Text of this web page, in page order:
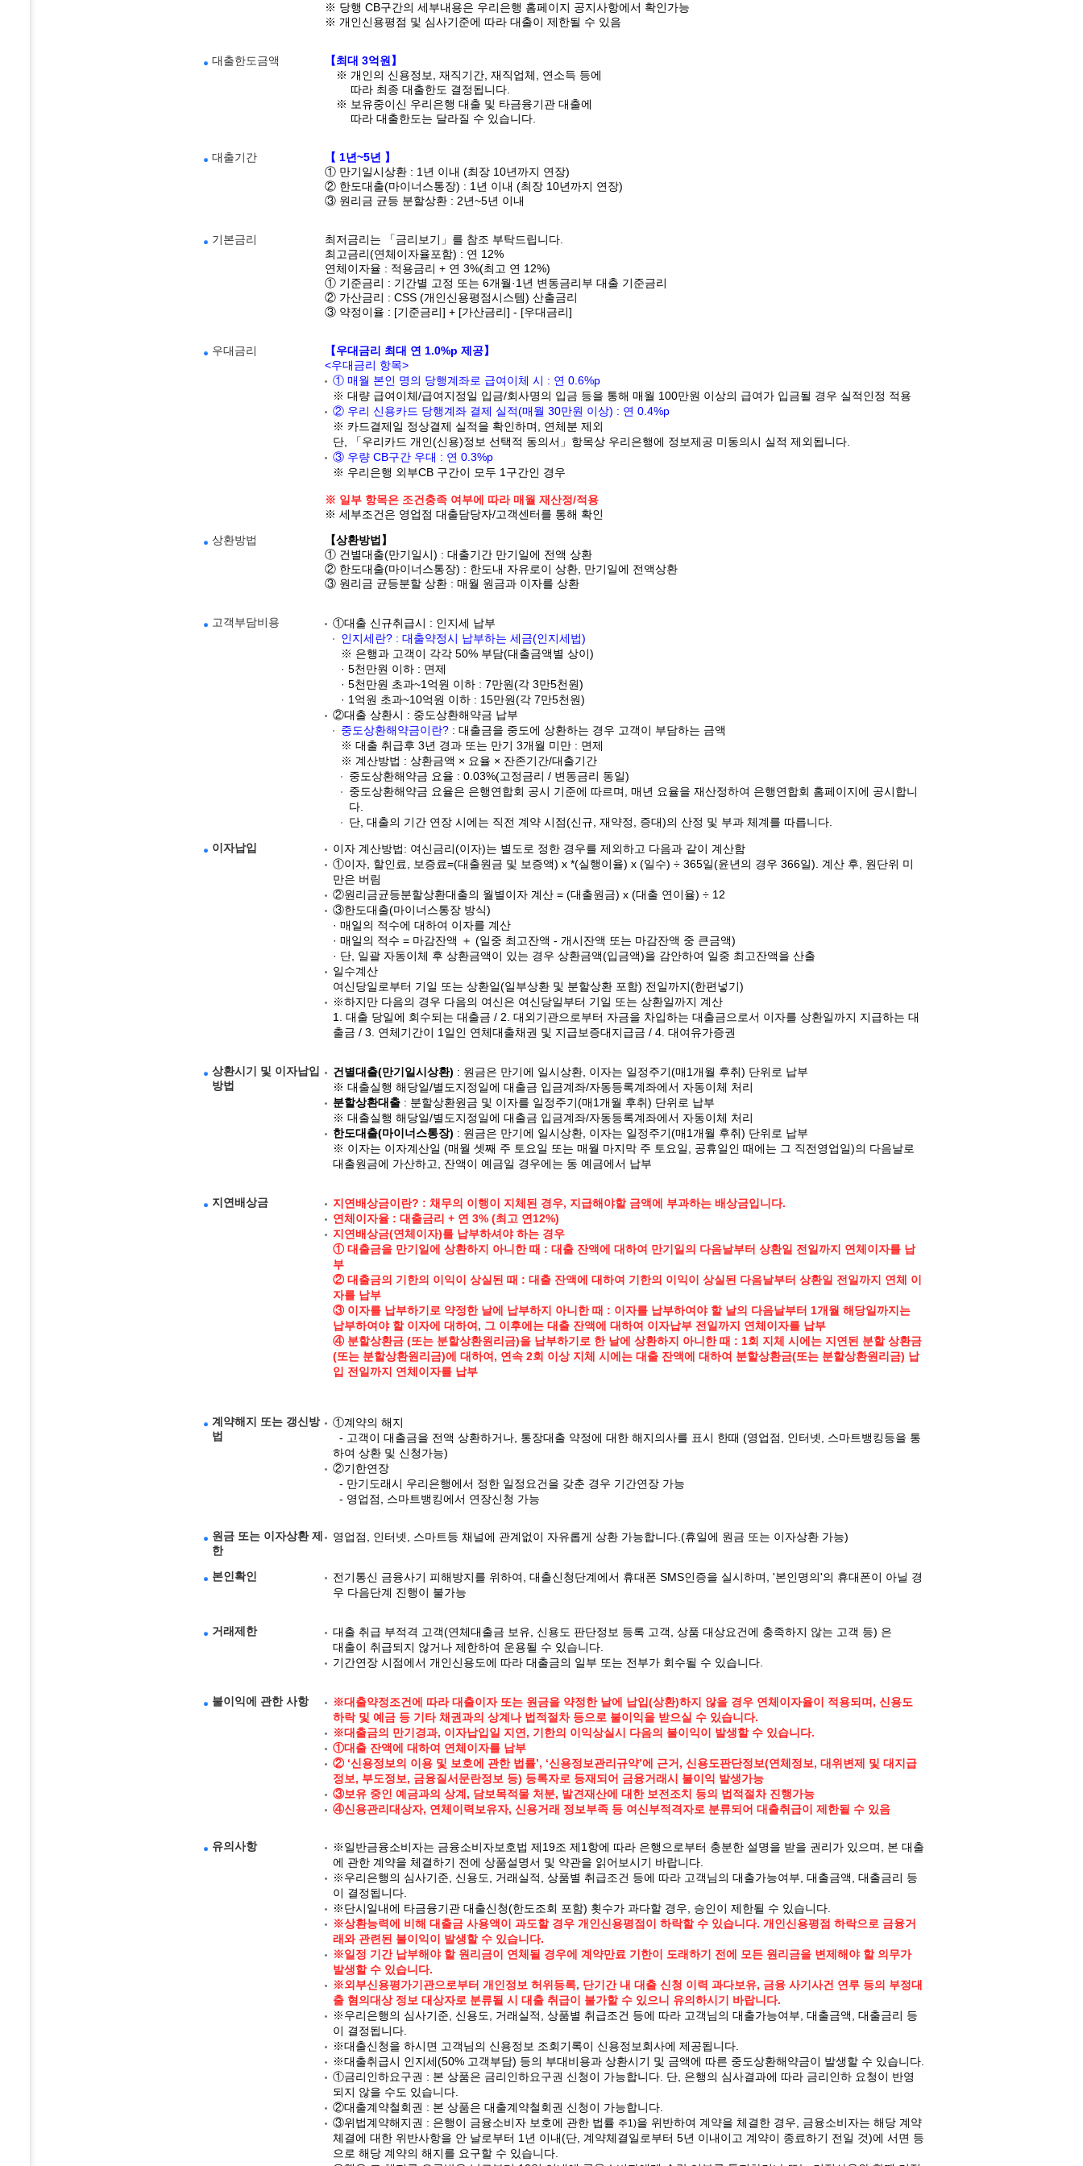
※ 당행 CB구간의 세부내용은 우리은행 홈페이지 공지사항에서 확인가능
※ 개인신용평점 및 심사기준에 따라 대출이 제한될 수 있음
대출한도금액
【최대 3억원】
※ 개인의 신용정보, 재직기간, 재직업체, 연소득 등에
따라 최종 대출한도 결정됩니다.
※ 보유중이신 우리은행 대출 및 타금융기관 대출에
따라 대출한도는 달라질 수 있습니다.
대출기간
【 1년~5년 】
① 만기일시상환 : 1년 이내 (최장 10년까지 연장)
② 한도대출(마이너스통장) : 1년 이내 (최장 10년까지 연장)
③ 원리금 균등 분할상환 : 2년~5년 이내
기본금리
최저금리는 「금리보기」를 참조 부탁드립니다.
최고금리(연체이자율포함) : 연 12%
연체이자율 : 적용금리 + 연 3%(최고 연 12%)
① 기준금리 : 기간별 고정 또는 6개월·1년 변동금리부 대출 기준금리
② 가산금리 : CSS (개인신용평점시스템) 산출금리
③ 약정이율 : [기준금리] + [가산금리] - [우대금리]
우대금리
【우대금리 최대 연 1.0%p 제공】
<우대금리 항목>
① 매월 본인 명의 당행계좌로 급여이체 시 : 연 0.6%p
※ 대량 급여이체/급여지정일 입금/회사명의 입금 등을 통해 매월 100만원 이상의 급여가 입금될 경우 실적인정 적용
② 우리 신용카드 당행계좌 결제 실적(매월 30만원 이상) : 연 0.4%p
※ 카드결제일 정상결제 실적을 확인하며, 연체분 제외
단, 「우리카드 개인(신용)정보 선택적 동의서」항목상 우리은행에 정보제공 미동의시 실적 제외됩니다.
③ 우량 CB구간 우대 : 연 0.3%p
※ 우리은행 외부CB 구간이 모두 1구간인 경우
※ 일부 항목은 조건충족 여부에 따라 매월 재산정/적용
※ 세부조건은 영업점 대출담당자/고객센터를 통해 확인
상환방법
【상환방법】
① 건별대출(만기일시) : 대출기간 만기일에 전액 상환
② 한도대출(마이너스통장) : 한도내 자유로이 상환, 만기일에 전액상환
③ 원리금 균등분할 상환 : 매월 원금과 이자를 상환
고객부담비용
①대출 신규취급시 : 인지세 납부
인지세란? : 대출약정시 납부하는 세금(인지세법)
※ 은행과 고객이 각각 50% 부담(대출금액별 상이)
· 5천만원 이하 : 면제
· 5천만원 초과~1억원 이하 : 7만원(각 3만5천원)
· 1억원 초과~10억원 이하 : 15만원(각 7만5천원)
②대출 상환시 : 중도상환해약금 납부
중도상환해약금이란?: 대출금을 중도에 상환하는 경우 고객이 부담하는 금액
※ 대출 취급후 3년 경과 또는 만기 3개월 미만 : 면제
※ 계산방법 : 상환금액 × 요율 × 잔존기간/대출기간
중도상환해약금 요율 : 0.03%(고정금리 / 변동금리 동일)
중도상환해약금 요율은 은행연합회 공시 기준에 따르며, 매년 요율을 재산정하여 은행연합회 홈페이지에 공시합니
다.
단, 대출의 기간 연장 시에는 직전 계약 시점(신규, 재약정, 증대)의 산정 및 부과 체계를 따릅니다.
이자납입
이자 계산방법: 여신금리(이자)는 별도로 정한 경우를 제외하고 다음과 같이 계산함
①이자, 할인료, 보증료=(대출원금 및 보증액) x *(실행이율) x (일수) ÷ 365일(윤년의 경우 366일). 계산 후, 원단위 미
만은 버림
②원리금균등분할상환대출의 월별이자 계산 = (대출원금) x (대출 연이율) ÷ 12
③한도대출(마이너스통장 방식)
· 매일의 적수에 대하여 이자를 계산
· 매일의 적수 = 마감잔액 ＋ (일중 최고잔액 - 개시잔액 또는 마감잔액 중 큰금액)
· 단, 일괄 자동이체 후 상환금액이 있는 경우 상환금액(입금액)을 감안하여 일중 최고잔액을 산출
일수계산
여신당일로부터 기일 또는 상환일(일부상환 및 분할상환 포함) 전일까지(한편넣기)
※하지만 다음의 경우 다음의 여신은 여신당일부터 기일 또는 상환일까지 계산
1. 대출 당일에 회수되는 대출금 / 2. 대외기관으로부터 자금을 차입하는 대출금으로서 이자를 상환일까지 지급하는 대
출금 / 3. 연체기간이 1일인 연체대출채권 및 지급보증대지급금 / 4. 대여유가증권
상환시기 및 이자납입
방법
건별대출(만기일시상환) : 원금은 만기에 일시상환, 이자는 일정주기(매1개월 후취) 단위로 납부
※ 대출실행 해당일/별도지정일에 대출금 입금계좌/자동등록계좌에서 자동이체 처리
분할상환대출: 분할상환원금 및 이자를 일정주기(매1개월 후취) 단위로 납부
※ 대출실행 해당일/별도지정일에 대출금 입금계좌/자동등록계좌에서 자동이체 처리
한도대출(마이너스통장) : 원금은 만기에 일시상환, 이자는 일정주기(매1개월 후취) 단위로 납부
※ 이자는 이자계산일 (매월 셋째 주 토요일 또는 매월 마지막 주 토요일, 공휴일인 때에는 그 직전영업일)의 다음날로
대출원금에 가산하고, 잔액이 예금일 경우에는 동 예금에서 납부
지연배상금
지연배상금이란? : 채무의 이행이 지체된 경우, 지급해야할 금액에 부과하는 배상금입니다.
연체이자율 : 대출금리 + 연 3% (최고 연12%)
지연배상금(연체이자)를 납부하셔야 하는 경우
① 대출금을 만기일에 상환하지 아니한 때 : 대출 잔액에 대하여 만기일의 다음날부터 상환일 전일까지 연체이자를 납
부
② 대출금의 기한의 이익이 상실된 때 : 대출 잔액에 대하여 기한의 이익이 상실된 다음날부터 상환일 전일까지 연체 이
자를 납부
③ 이자를 납부하기로 약정한 날에 납부하지 아니한 때 : 이자를 납부하여야 할 날의 다음날부터 1개월 해당일까지는
납부하여야 할 이자에 대하여, 그 이후에는 대출 잔액에 대하여 이자납부 전일까지 연체이자를 납부
④ 분할상환금 (또는 분할상환원리금)을 납부하기로 한 날에 상환하지 아니한 때 : 1회 지체 시에는 지연된 분할 상환금
(또는 분할상환원리금)에 대하여, 연속 2회 이상 지체 시에는 대출 잔액에 대하여 분할상환금(또는 분할상환원리금) 납
입 전일까지 연체이자를 납부
계약해지 또는 갱신방
법
①계약의 해지
- 고객이 대출금을 전액 상환하거나, 통장대출 약정에 대한 해지의사를 표시 한때 (영업점, 인터넷, 스마트뱅킹등을 통
하여 상환 및 신청가능)
②기한연장
- 만기도래시 우리은행에서 정한 일정요건을 갖춘 경우 기간연장 가능
- 영업점, 스마트뱅킹에서 연장신청 가능
원금 또는 이자상환 제
한
영업점, 인터넷, 스마트등 채널에 관계없이 자유롭게 상환 가능합니다.(휴일에 원금 또는 이자상환 가능)
본인확인
전기통신 금융사기 피해방지를 위하여, 대출신청단계에서 휴대폰 SMS인증을 실시하며, '본인명의'의 휴대폰이 아닐 경
우 다음단계 진행이 불가능
거래제한
대출 취급 부적격 고객(연체대출금 보유, 신용도 판단정보 등록 고객, 상품 대상요건에 충족하지 않는 고객 등) 은
대출이 취급되지 않거나 제한하여 운용될 수 있습니다.
기간연장 시점에서 개인신용도에 따라 대출금의 일부 또는 전부가 회수될 수 있습니다.
불이익에 관한 사항
※대출약정조건에 따라 대출이자 또는 원금을 약정한 날에 납입(상환)하지 않을 경우 연체이자율이 적용되며, 신용도
하락 및 예금 등 기타 채권과의 상계나 법적절차 등으로 불이익을 받으실 수 있습니다.
※대출금의 만기경과, 이자납입일 지연, 기한의 이익상실시 다음의 불이익이 발생할 수 있습니다.
①대출 잔액에 대하여 연체이자를 납부
② ‘신용정보의 이용 및 보호에 관한 법률’, ‘신용정보관리규약’에 근거, 신용도판단정보(연체정보, 대위변제 및 대지급
정보, 부도정보, 금융질서문란정보 등) 등록자로 등재되어 금융거래시 불이익 발생가능
③보유 중인 예금과의 상계, 담보목적물 처분, 발견재산에 대한 보전조치 등의 법적절차 진행가능
④신용관리대상자, 연체이력보유자, 신용거래 정보부족 등 여신부적격자로 분류되어 대출취급이 제한될 수 있음
유의사항
※일반금융소비자는 금융소비자보호법 제19조 제1항에 따라 은행으로부터 충분한 설명을 받을 권리가 있으며, 본 대출
에 관한 계약을 체결하기 전에 상품설명서 및 약관을 읽어보시기 바랍니다.
※우리은행의 심사기준, 신용도, 거래실적, 상품별 취급조건 등에 따라 고객님의 대출가능여부, 대출금액, 대출금리 등
이 결정됩니다.
※단시일내에 타금융기관 대출신청(한도조회 포함) 횟수가 과다할 경우, 승인이 제한될 수 있습니다.
※상환능력에 비해 대출금 사용액이 과도할 경우 개인신용평점이 하락할 수 있습니다. 개인신용평점 하락으로 금융거
래와 관련된 불이익이 발생할 수 있습니다.
※일정 기간 납부해야 할 원리금이 연체될 경우에 계약만료 기한이 도래하기 전에 모든 원리금을 변제해야 할 의무가
발생할 수 있습니다.
※외부신용평가기관으로부터 개인정보 허위등록, 단기간 내 대출 신청 이력 과다보유, 금융 사기사건 연루 등의 부정대
출 혐의대상 정보 대상자로 분류될 시 대출 취급이 불가할 수 있으니 유의하시기 바랍니다.
※우리은행의 심사기준, 신용도, 거래실적, 상품별 취급조건 등에 따라 고객님의 대출가능여부, 대출금액, 대출금리 등
이 결정됩니다.
※대출신청을 하시면 고객님의 신용정보 조회기록이 신용정보회사에 제공됩니다.
※대출취급시 인지세(50% 고객부담) 등의 부대비용과 상환시기 및 금액에 따른 중도상환해약금이 발생할 수 있습니다.
①금리인하요구권 : 본 상품은 금리인하요구권 신청이 가능합니다. 단, 은행의 심사결과에 따라 금리인하 요청이 반영
되지 않을 수도 있습니다.
②대출계약철회권 : 본 상품은 대출계약철회권 신청이 가능합니다.
③위법계약해지권 : 은행이 금융소비자 보호에 관한 법률 주1)을 위반하여 계약을 체결한 경우, 금융소비자는 해당 계약
체결에 대한 위반사항을 안 날로부터 1년 이내(단, 계약체결일로부터 5년 이내이고 계약이 종료하기 전일 것)에 서면 등
으로 해당 계약의 해지를 요구할 수 있습니다.